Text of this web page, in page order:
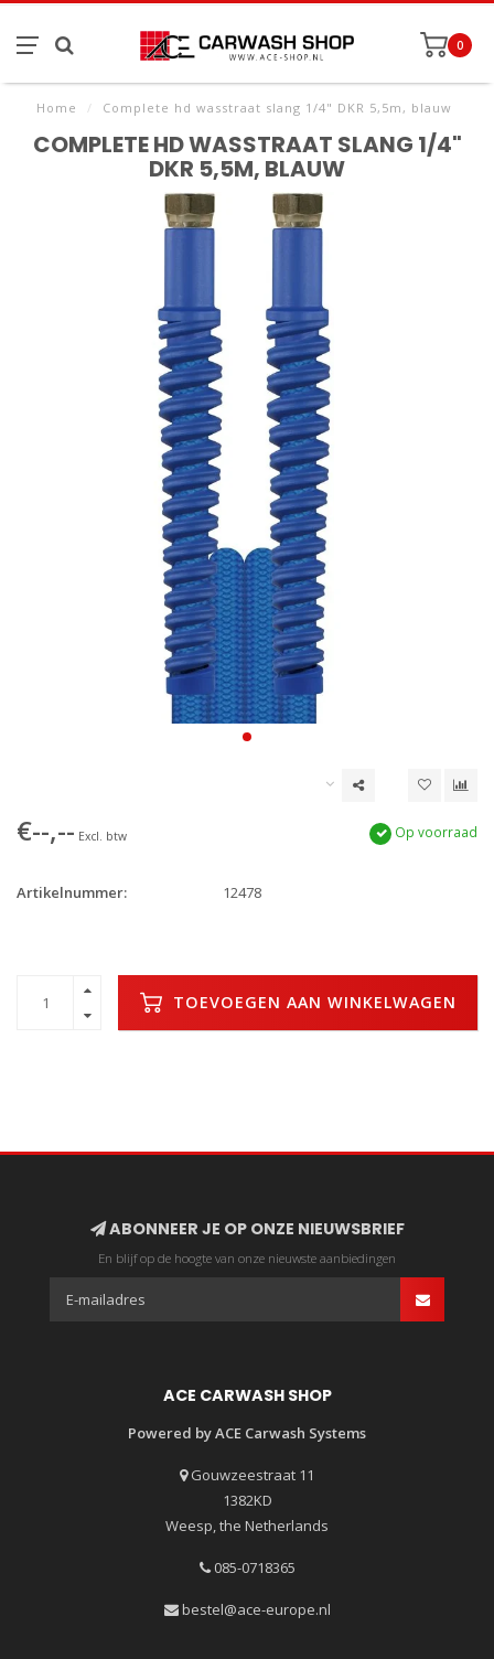
0
Home / Complete hd wasstraat slang 1/4" DKR 5,5m, blauw
COMPLETE HD WASSTRAAT SLANG 1/4"
DKR 5,5M, BLAUW
€--,-- Excl. btw Op voorraad
Artikelnummer: 12478
TOEVOEGEN AAN WINKELWAGEN
ABONNEER JE OP ONZE NIEUWSBRIEF
En blijf op de hoogte van onze nieuwste aanbiedingen
ACE CARWASH SHOP
Powered by ACE Carwash Systems
Gouwzeestraat 11
1382KD
Weesp, the Netherlands
085-0718365
bestel@ace-europe.nl